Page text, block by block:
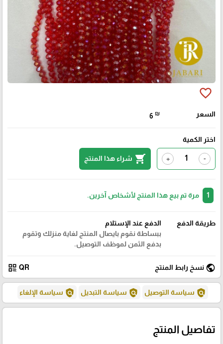
favorite_border
السعر 6 ₪
اختر الكمية
-
+
shopping_cart شراء هذا المنتج
مرة تم بيع هذا المنتج لأشخاص آخرين.
طريقة الدفع
الدفع عند الإستلام
ببساطة نقوم بايصال المنتج لغاية منزلك وتقوم
بدفع الثمن لموظف التوصيل.
public نسخ رابط المنتج QR
qr_code
policy سياسة التوصيل policy سياسة التبديل policy سياسة الإلغاء
تفاصيل المنتج